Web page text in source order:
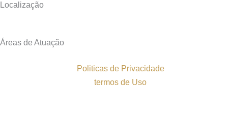
Localização
Áreas de Atuação
Politicas de Privacidade
termos de Uso